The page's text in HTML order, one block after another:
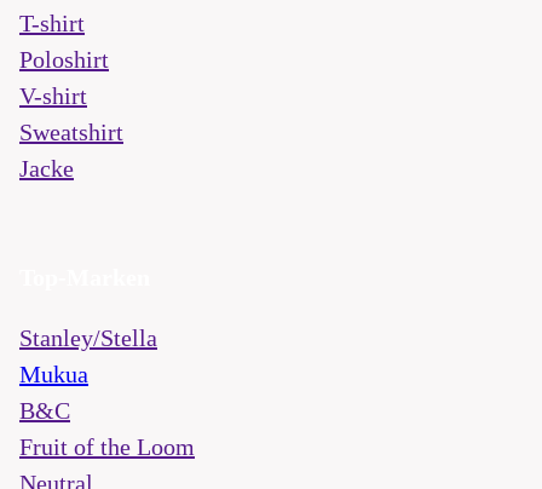
T-shirt
Poloshirt
V-shirt
Sweatshirt
Jacke
Stanley/Stella
Mukua
B&C
Fruit of the Loom
Neutral